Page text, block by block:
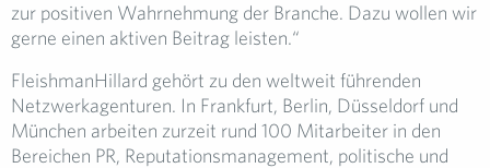
zur positiven Wahrnehmung der Branche. Dazu wollen wir
gerne einen aktiven Beitrag leisten.“
FleishmanHillard gehört zu den weltweit führenden
Netzwerkagenturen. In Frankfurt, Berlin, Düsseldorf und
München arbeiten zurzeit rund 100 Mitarbeiter in den
Bereichen PR, Reputationsmanagement, politische und